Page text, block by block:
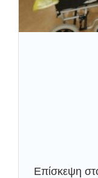
Eπίσκεψη